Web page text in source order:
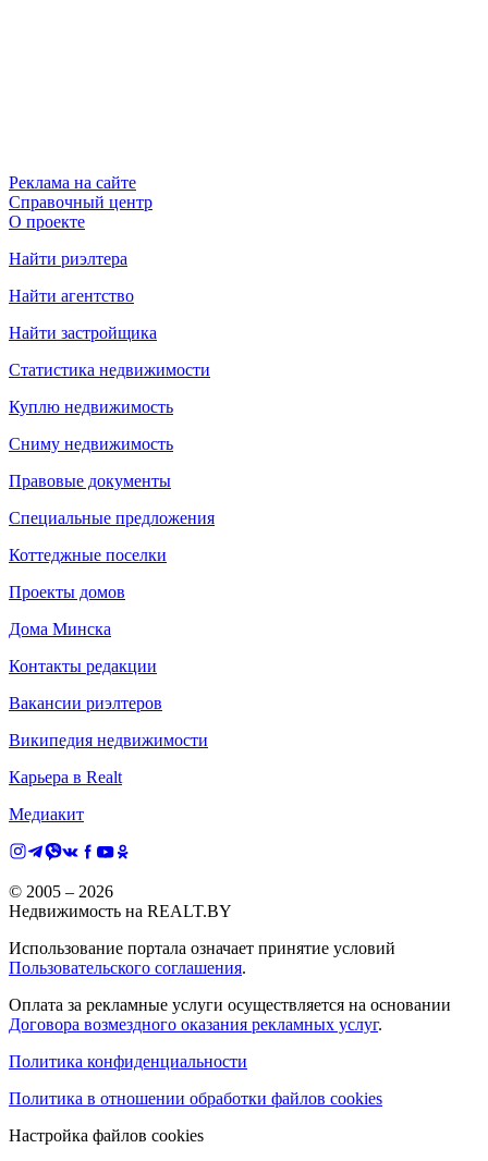
Реклама на сайте
Справочный центр
О проекте
Найти риэлтера
Найти агентство
Найти застройщика
Статистика недвижимости
Куплю недвижимость
Сниму недвижимость
Правовые документы
Специальные предложения
Коттеджные поселки
Проекты домов
Дома Минска
Контакты редакции
Вакансии риэлтеров
Википедия недвижимости
Карьера в Realt
Медиакит
© 2005 – 2026
Недвижимость на REALT.BY
Использование портала означает принятие условий
Пользовательского соглашения.
Оплата за рекламные услуги осуществляется на основании
Договора возмездного оказания рекламных услуг.
Политика конфиденциальности
Политика в отношении обработки файлов cookies
Настройка файлов cookies